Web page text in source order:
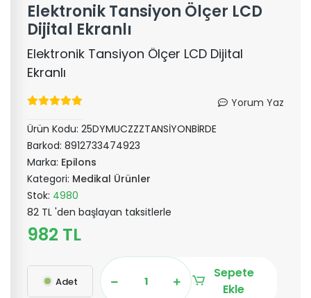
Elektronik Tansiyon Ölçer LCD
Dijital Ekranlı
Elektronik Tansiyon Ölçer LCD Dijital
Ekranlı
Yorum Yaz
Ürün Kodu: 25DYMUCZZZTANSİYONBİRDE
Barkod: 8912733474923
Marka: Epilons
Kategori: Medikal Ürünler
Stok: 4980
82 TL 'den başlayan taksitlerle
982 TL
Adet
Sepete
Ekle